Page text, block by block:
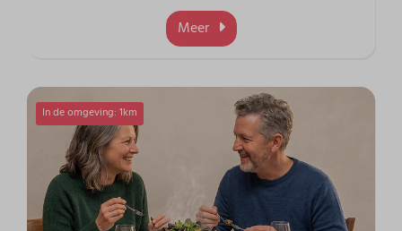
Meer
In de omgeving: 1km